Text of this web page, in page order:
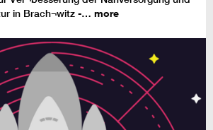
in Brach¬witz -… more